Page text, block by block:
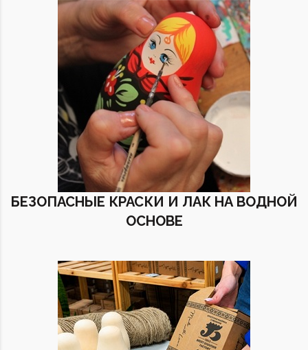
БЕЗОПАСНЫЕ КРАСКИ И ЛАК НА ВОДНОЙ
ОСНОВЕ